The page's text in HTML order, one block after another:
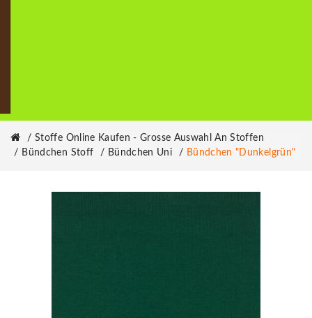
Stoffe Online Kaufen - Grosse Auswahl An Stoffen
Bündchen Stoff
Bündchen Uni Bündchen "dunkelgrün"